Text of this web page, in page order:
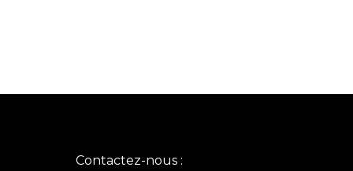
Contactez-nous :